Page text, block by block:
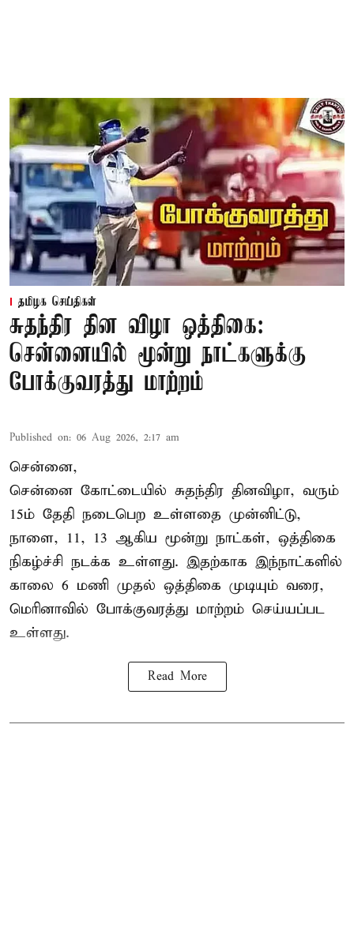
தமிழக செய்திகள்
சுதந்திர தின விழா ஒத்திகை:
சென்னையில் மூன்று நாட்களுக்கு
போக்குவரத்து மாற்றம்
Published on: 06 Aug 2026, 2:17 am
சென்னை,
சென்னை கோட்டையில் சுதந்திர தினவிழா, வரும்
15ம் தேதி நடைபெற உள்ளதை முன்னிட்டு,
நாளை, 11, 13 ஆகிய மூன்று நாட்கள், ஒத்திகை
நிகழ்ச்சி நடக்க உள்ளது. இதற்காக இந்நாட்களில்
காலை 6 மணி முதல் ஒத்திகை முடியும் வரை,
மெரினாவில் போக்குவரத்து மாற்றம் செய்யப்பட
உள்ளது.
Read More